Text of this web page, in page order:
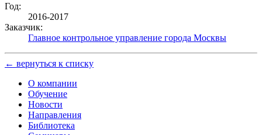
Год:
2016-2017
Заказчик:
Главное контрольное управление города Москвы
← вернуться к списку
О компании
Обучение
Новости
Направления
Библиотека